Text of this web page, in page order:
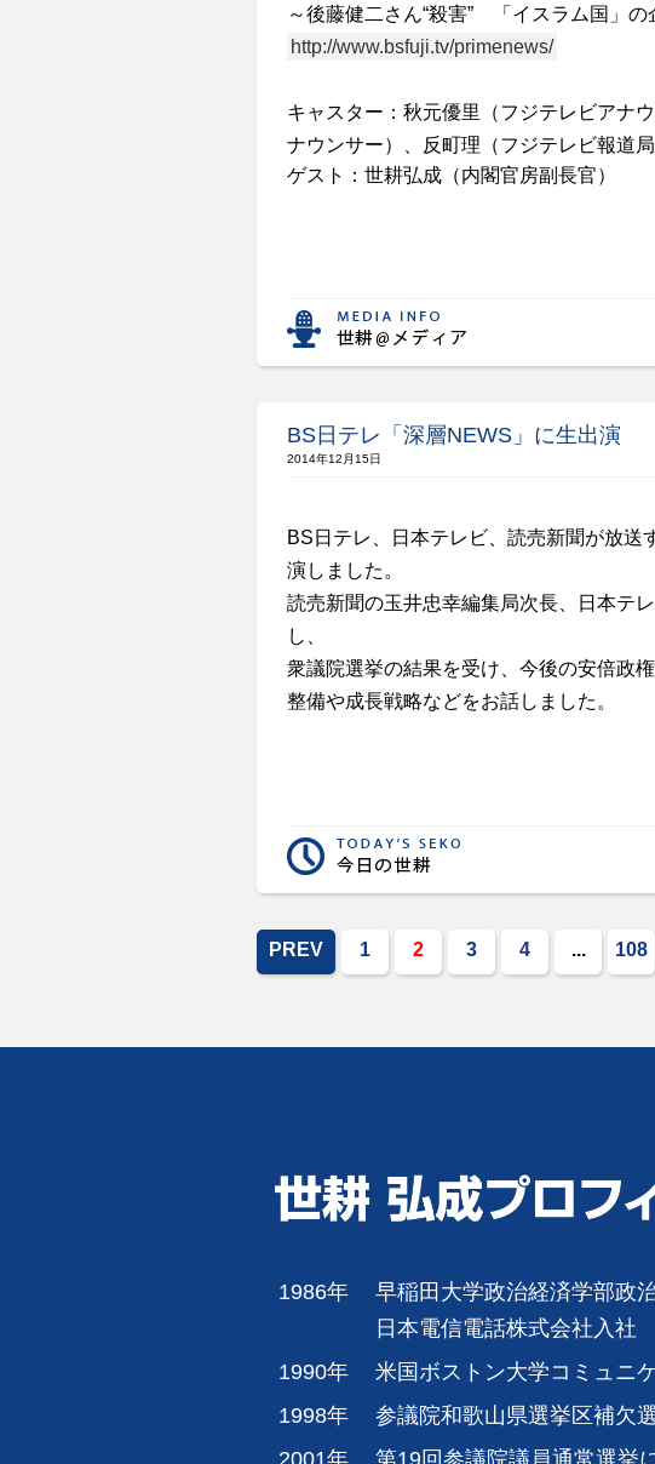
～後藤健二さん“殺害” 「イスラム国」
http://www.bsfuji.tv/primenews/
キャスター ： 秋元優里（フジテレビアナ
ナウンサー）、反町理（フジテレビ報道局
ゲスト：世耕弘成（内閣官房副長官）
BS日テレ「深層NEWS」に生出演
2014年12月15日
BS 日テレ、日本テレビ、読売新聞が放送
演しました。
読売新聞の玉井忠幸編集局次長、日本テ
し、
衆議院選挙の結果を受け、今後の安倍政
整備や成長戦略などをお話しました。
PREV 1 2 3 4 ... 108
1986年
早稲田大学政治経済学部政
日本電信電話株式会社入社
1990年
米国ボストン大学コミュニ
1998年
参議院和歌山県選挙区補欠